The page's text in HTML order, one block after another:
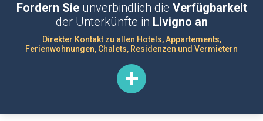
Fordern Sieunverbindlich die Verfügbarkeit
der Unterkünfte in Livigno an
Direkter Kontakt zu allen Hotels, Appartements,
Ferienwohnungen, Chalets, Residenzen und Vermietern